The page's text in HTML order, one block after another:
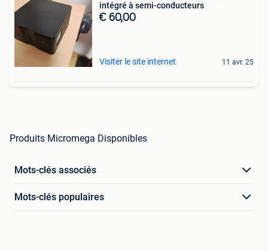
intégré à semi-conducteurs
€ 60,00
Visiter le site internet 11 avr. 25
Produits Micromega Disponibles
Mots-clés associés
Mots-clés populaires